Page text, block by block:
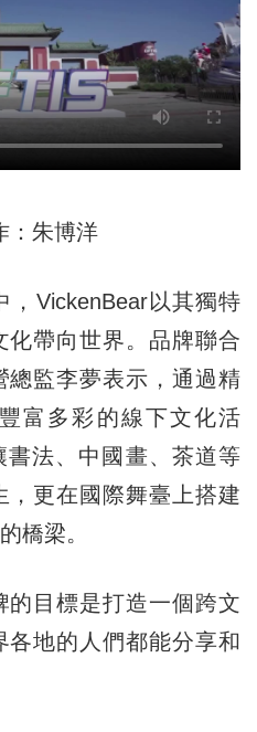
：朱博洋
VickenBear以其獨特
化帶向世界。品牌聯合
總監李夢表示，通過精
富多彩的線下文化活
書法、中國畫、茶道等
更在國際舞臺上搭建
橋梁。
目標是打造一個跨文
地的人們都能分享和